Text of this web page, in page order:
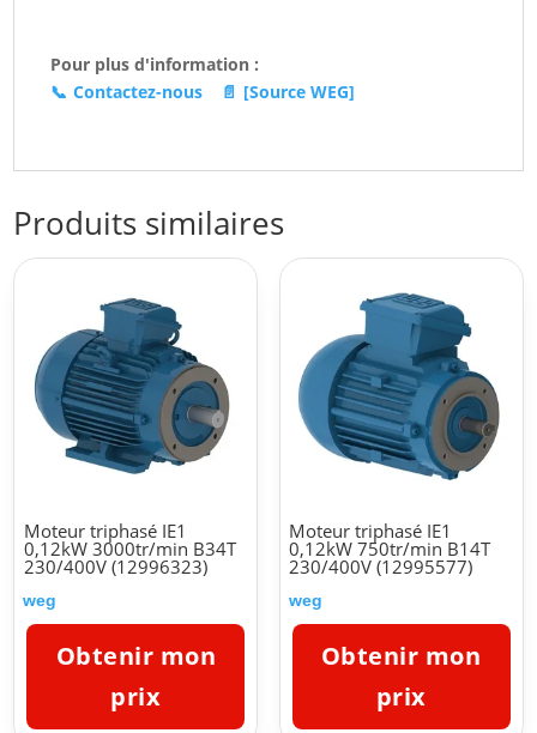
Pour plus d'information :
📞 Contactez-nous 📄 [Source WEG]
Produits similaires
Moteur triphasé IE1
0,12kW 3000tr/min B34T
230/400V (12996323)
weg
Obtenir mon
prix
Moteur triphasé IE1
0,12kW 750tr/min B14T
230/400V (12995577)
weg
Obtenir mon
prix